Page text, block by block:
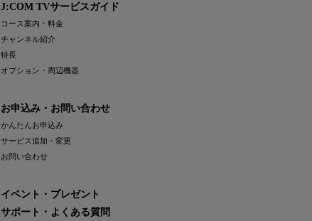
J:COM TVサービスガイド
コース案内・料金
チャンネル紹介
特長
オプション・周辺機器
お申込み・お問い合わせ
かんたんお申込み
サービス追加・変更
お問い合わせ
イベント・プレゼント
サポート・よくある質問